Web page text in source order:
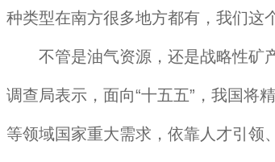
种类型在南方很多地方都有，我们这
不管是油气资源，还是战略性矿产
调查局表示，面向“十五五”，我国将
等领域国家重大需求，依靠人才引领